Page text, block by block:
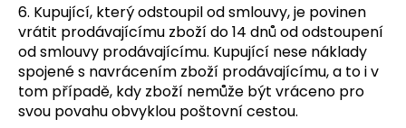
6. Kupující, který odstoupil od smlouvy, je povinen
vrátit prodávajícímu zboží do 14 dnů od odstoupení
od smlouvy prodávajícímu. Kupující nese náklady
spojené s navrácením zboží prodávajícímu, a to i v
tom případě, kdy zboží nemůže být vráceno pro
svou povahu obvyklou poštovní cestou.